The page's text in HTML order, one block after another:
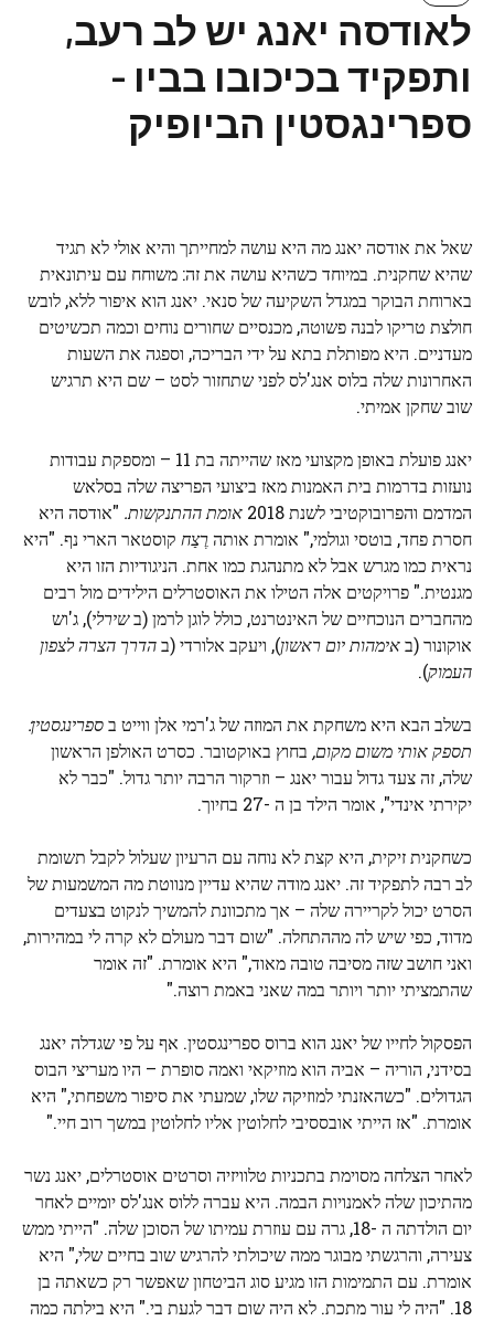
לאודסה יאנג יש לב רעב,
ותפקיד בכיכובו בביו -
ספרינגסטין הביופיק
שאל את אודסה יאנג מה היא עושה למחייתך והיא אולי לא תגיד
שהיא שחקנית. במיוחד כשהיא עושה את זה: משוחח עם עיתונאית
בארוחת הבוקר במגדל השקיעה של סנאי. יאנג הוא איפור ללא, לובש
חולצת טריקו לבנה פשוטה, מכנסיים שחורים נוחים וכמה תכשיטים
מעדניים. היא מפותלת בתא על ידי הבריכה, וספגה את השעות
האחרונות שלה בלוס אנג'לס לפני שתחזור לסט – שם היא תרגיש
שוב שחקן אמיתי.
יאנג פועלת באופן מקצועי מאז שהייתה בת 11 – ומספקת עבודות
נועזות בדרמות בית האמנות מאז ביצועי הפריצה שלה בסלאש
המדמם והפרובוקטיבי לשנת 2018
אומת ההתנקשות. "אודסה היא
חסרת פחד, בוטסי וגולמי," אומרת אותהרֶצַח קוסטאר הארי נף. "היא
נראית כמו מגרש אבל לא מתנהגת כמו אחת. הניגודיות הזו היא
מגנטית." פרויקטים אלה הטילו את האוסטרלים הילידים מול רבים
מהחברים הנוכחיים של האינטרנט, כולל לוגן לרמן (בשירלי), ג'וש
אוקונור (באימהות יום ראשון), ויעקב אלורדי (בהדרך הצרה לצפון
העמוק).
בשלב הבא היא משחקת את המוזה של ג'רמי אלן ווייט בספרינגסטין:
תספק אותי משום מקום, בחוץ באוקטובר. כסרט האולפן הראשון
שלה, זה צעד גדול עבור יאנג – וזרקור הרבה יותר גדול. "כבר לא
יקירתי אינדי", אומר הילד בן ה -27 בחיוך.
כשחקנית זיקית, היא קצת לא נוחה עם הרעיון שעלול לקבל תשומת
לב רבה לתפקיד זה. יאנג מודה שהיא עדיין מנווטת מה המשמעות של
הסרט יכול לקריירה שלה – אך מתכוונת להמשיך לנקוט בצעדים
מדוד, כפי שיש לה מההתחלה. "שום דבר מעולם לא קרה לי במהירות,
ואני חושב שזה מסיבה טובה מאוד," היא אומרת. "זה אומר
שהתמציתי יותר ויותר במה שאני באמת רוצה."
הפסקול לחייו של יאנג הוא ברוס ספרינגסטין. אף על פי שגדלה יאנג
בסידני, הוריה – אביה הוא מוזיקאי ואמה סופרת – היו מעריצי הבוס
הגדולים. "כשהאזנתי למוזיקה שלו, שמעתי את סיפור משפחתי," היא
אומרת. "אז הייתי אובססיבי לחלוטין אליו לחלוטין במשך רוב חיי."
לאחר הצלחה מסוימת בתכניות טלוויזיה וסרטים אוסטרלים, יאנג נשר
מהתיכון שלה לאמנויות הבמה. היא עברה ללוס אנג'לס יומיים לאחר
יום הולדתה ה -18, גרה עם עוזרת עמיתו של הסוכן שלה. "הייתי ממש
צעירה, והרגשתי מבוגר ממה שיכולתי להרגיש שוב בחיים שלי," היא
אומרת. עם התמימות הזו מגיע סוג הביטחון שאפשר רק כשאתה בן
18. "היה לי עור מתכת. לא היה שום דבר לגעת בי." היא בילתה כמה